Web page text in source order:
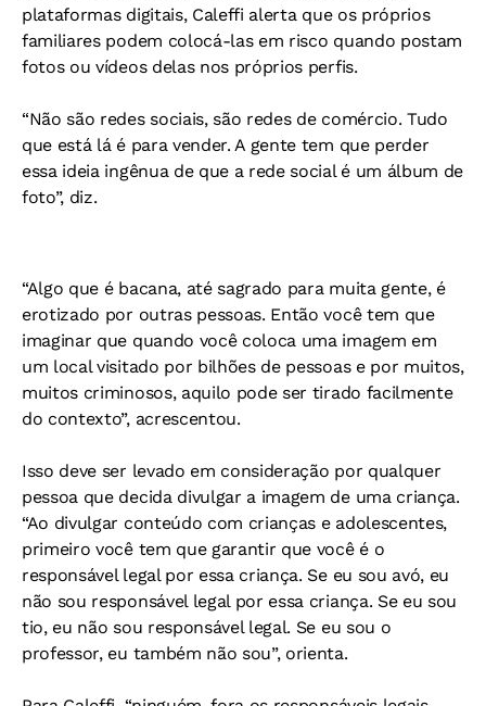
plataformas digitais, Caleffi alerta que os próprios
familiares podem colocá-las em risco quando postam
fotos ou vídeos delas nos próprios perfis.
“Não são redes sociais, são redes de comércio. Tudo
que está lá é para vender. A gente tem que perder
essa ideia ingênua de que a rede social é um álbum de
foto”, diz.
“Algo que é bacana, até sagrado para muita gente, é
erotizado por outras pessoas. Então você tem que
imaginar que quando você coloca uma imagem em
um local visitado por bilhões de pessoas e por muitos,
muitos criminosos, aquilo pode ser tirado facilmente
do contexto”, acrescentou.
Isso deve ser levado em consideração por qualquer
pessoa que decida divulgar a imagem de uma criança.
“Ao divulgar conteúdo com crianças e adolescentes,
primeiro você tem que garantir que você é o
responsável legal por essa criança. Se eu sou avó, eu
não sou responsável legal por essa criança. Se eu sou
tio, eu não sou responsável legal. Se eu sou o
professor, eu também não sou”, orienta.